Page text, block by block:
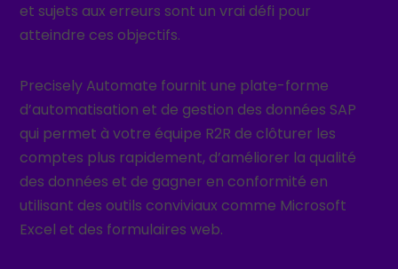
et sujets aux erreurs sont un vrai défi pour
atteindre ces objectifs.
Precisely Automate fournit une plate-forme
d’automatisation et de gestion des données SAP
qui permet à votre équipe R2R de clôturer les
comptes plus rapidement, d’améliorer la qualité
des données et de gagner en conformité en
utilisant des outils conviviaux comme Microsoft
Excel et des formulaires web.